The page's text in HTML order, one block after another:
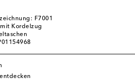
F7001
Kordelzug